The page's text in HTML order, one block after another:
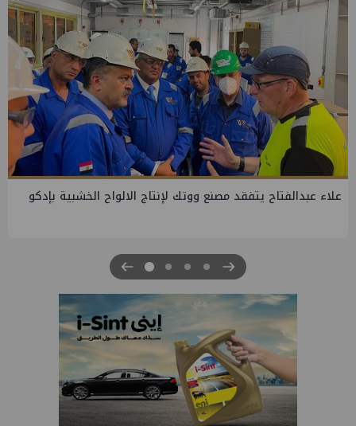
الالواح الخشبية بإدكو جنوب الوادي تنظم لقاء توعوي حول